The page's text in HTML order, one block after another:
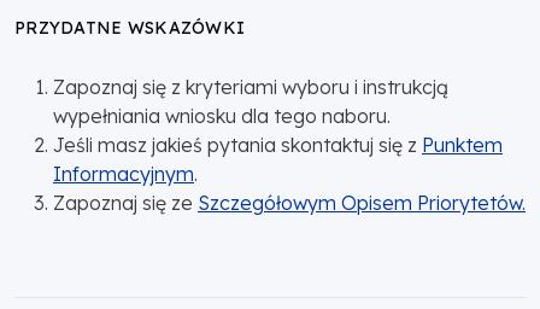
PRZYDATNE WSKAZÓWKI
Zapoznaj się z kryteriami wyboru i instrukcją
wypełniania wniosku dla tego naboru.
Jeśli masz jakieś pytania skontaktuj się z Punktem
Informacyjnym.
Zapoznaj się ze Szczegółowym Opisem Priorytetów.